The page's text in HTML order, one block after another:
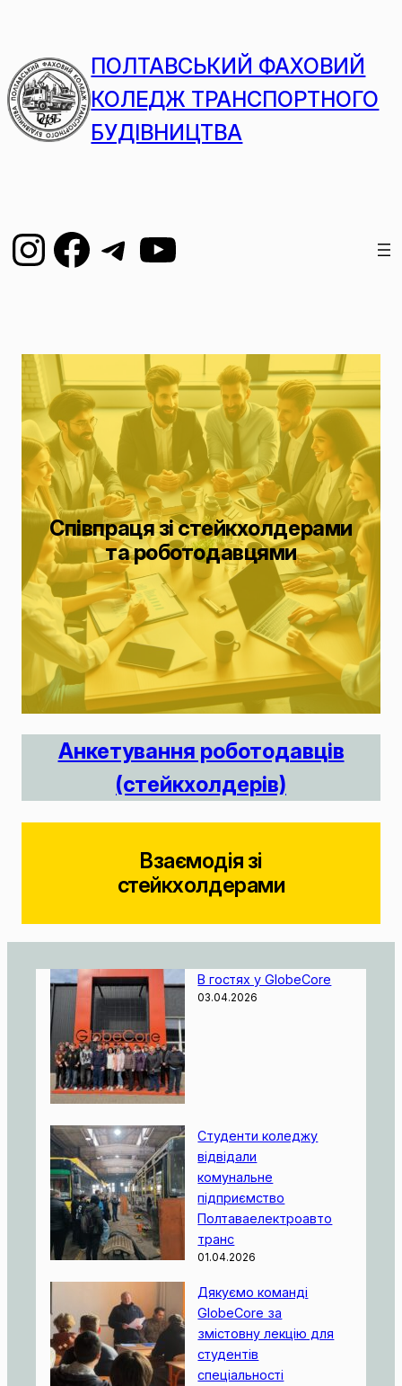
ПОЛТАВСЬКИЙ ФАХОВИЙ
КОЛЕДЖ ТРАНСПОРТНОГО
БУДІВНИЦТВА
Співпраця зі стейкхолдерами
та роботодавцями
Анкетування роботодавців
(стейкхолдерів)
Взаємодія зі
стейкхолдерами
В гостях у GlobeCore
03.04.2026
Студенти коледжу
відвідали
комунальне
підприємство
Полтаваелектроавто
транс
01.04.2026
Дякуємо команді
GlobeCore за
змістовну лекцію для
студентів
спеціальності